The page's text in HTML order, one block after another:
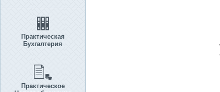
Практическая
Бухгалтерия
Практическое